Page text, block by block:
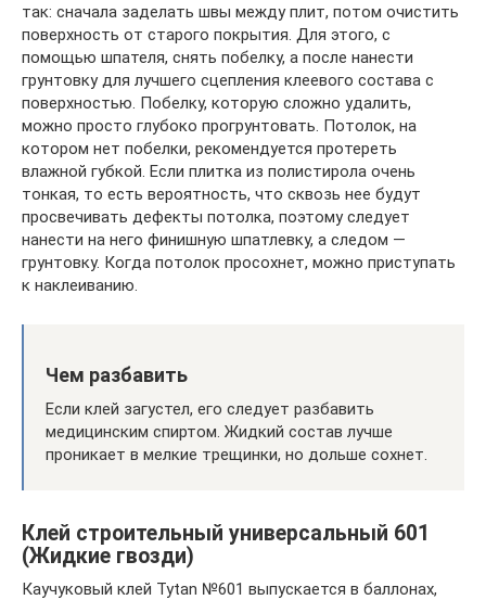
так: сначала заделать швы между плит, потом очистить
поверхность от старого покрытия. Для этого, с
помощью шпателя, снять побелку, а после нанести
грунтовку для лучшего сцепления клеевого состава с
поверхностью. Побелку, которую сложно удалить,
можно просто глубоко прогрунтовать. Потолок, на
котором нет побелки, рекомендуется протереть
влажной губкой. Если плитка из полистирола очень
тонкая, то есть вероятность, что сквозь нее будут
просвечивать дефекты потолка, поэтому следует
нанести на него финишную шпатлевку, а следом —
грунтовку. Когда потолок просохнет, можно приступать
к наклеиванию.
Чем разбавить
Если клей загустел, его следует разбавить
медицинским спиртом. Жидкий состав лучше
проникает в мелкие трещинки, но дольше сохнет.
Клей строительный универсальный 601
(Жидкие гвозди)
Каучуковый клей Tytan №601 выпускается в баллонах,